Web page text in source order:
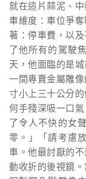
就在這片蒜泥、
車維度：車位爭
著：停車費，以
了他所有的駕駛
天，他面臨的是
一間專賣金屬雕
寸小上三十公分
何手殘深吸一口
了令人不快的女
零。」「請考慮
車。他最討厭的
動收折的後視鏡